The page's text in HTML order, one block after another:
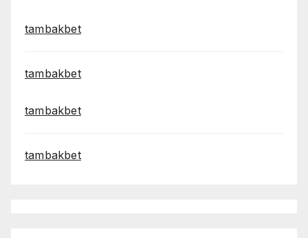
tambakbet
tambakbet
tambakbet
tambakbet